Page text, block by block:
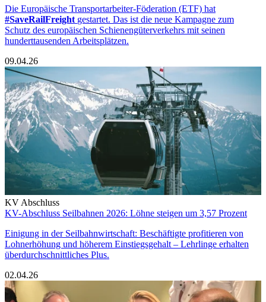
Die Europäische Transportarbeiter-Föderation (ETF) hat
#SaveRailFreight gestartet. Das ist die neue Kampagne zum
Schutz des europäischen Schienengüterverkehrs mit seinen
hunderttausenden Arbeitsplätzen.
09.04.26
KV Abschluss
KV-Abschluss Seilbahnen 2026: Löhne steigen um 3,57 Prozent
Einigung in der Seilbahnwirtschaft: Beschäftigte profitieren von
Lohnerhöhung und höherem Einstiegsgehalt – Lehrlinge erhalten
überdurchschnittliches Plus.
02.04.26